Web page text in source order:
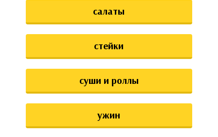
салаты
стейки
суши и роллы
ужин